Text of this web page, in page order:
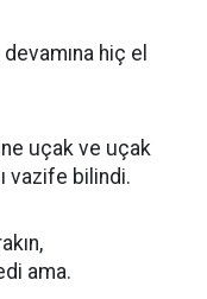
hiç el
uçak ve uçak
vazife bilindi.
ama.